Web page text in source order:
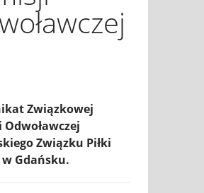
Związkowej
Związku Piłki
Gdańsku.